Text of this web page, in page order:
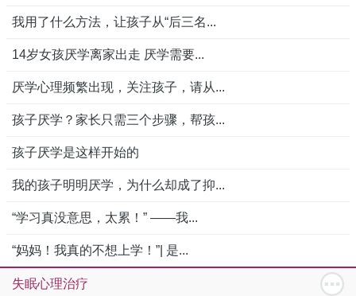
我用了什么方法，让孩子从“后三名...
14岁女孩厌学离家出走 厌学需要...
厌学心理频繁出现，关注孩子，请从...
孩子厌学？家长只需三个步骤，帮孩...
孩子厌学是这样开始的
我的孩子明明厌学，为什么却成了抑...
“学习真没意思，太累！” ——我...
“妈妈！我真的不想上学！”| 是...
失眠心理治疗